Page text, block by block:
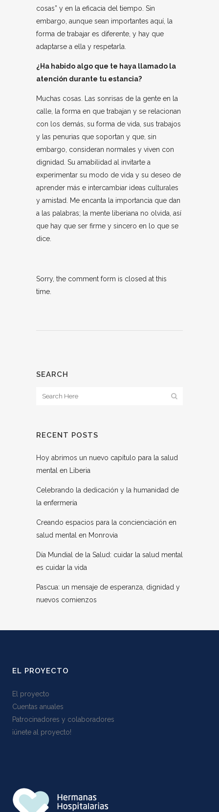
cosas” y en la eficacia del tiempo. Sin
embargo, aunque sean importantes aquí, la
forma de trabajar es diferente, y hay que
adaptarse a ella y respetarla.
¿Ha habido algo que te haya llamado la
atención durante tu estancia?
Muchas cosas. Las sonrisas de la gente en la
calle, la forma en que trabajan y se relacionan
con los demás, su forma de vida, sus trabajos
y las penurias que soportan y que, sin
embargo, consideran normales y viven con
dignidad. Su amabilidad al invitarte a
experimentar su modo de vida y su deseo de
aprender más e intercambiar ideas culturales
y amistad. Me encanta la importancia que dan
a las palabras; la mente liberiana no olvida, así
que hay que ser firme y sincero en lo que se
dice.
Sorry, the comment form is closed at this
time.
SEARCH
RECENT POSTS
Hoy abrimos un nuevo capítulo para la salud
mental en Liberia
Celebrando la dedicación y la humanidad de
la enfermería
Creando espacios para la concienciación en
salud mental en Monrovia
Día Mundial de la Salud: cuidar la salud mental
es cuidar la vida
Pascua: un mensaje de esperanza, dignidad y
nuevos comienzos
EL PROYECTO
El proyecto
Cuentas anuales
Patrocinadores y colaboradores
¡ünete al proyecto!